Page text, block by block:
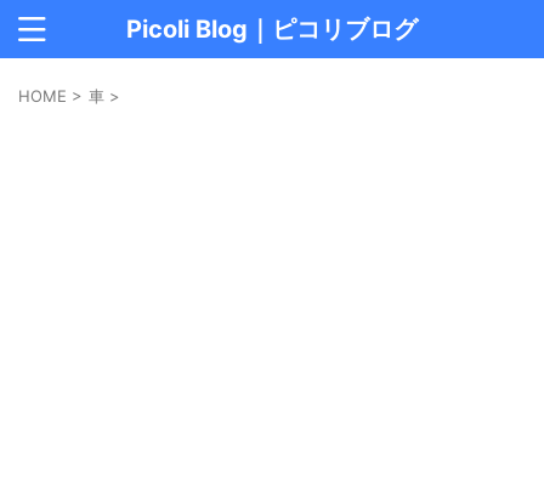
Picoli Blog｜ピコリブログ
HOME > 車 >